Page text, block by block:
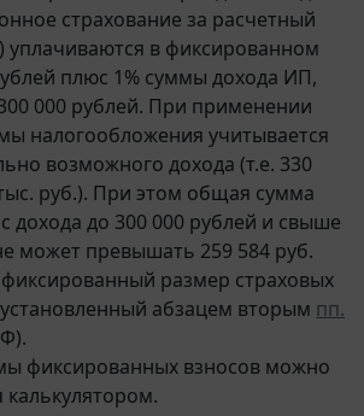
страхование за расчетный
уплачиваются в фиксированном
плюс 1% суммы дохода ИП,
000 рублей. При применении
налогообложения учитывается
возможного дохода (т.е. 330
руб.). При этом общая сумма
дохода до 300 000 рублей и свыше
может превышать 259 584 руб.
размер страховых
абзацем вторым пп.
фиксированных взносов можно
калькулятором.